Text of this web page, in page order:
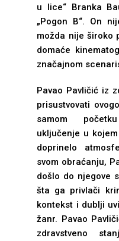
u lice“ Branka
„Pogon B“. On
možda nije široko
domaće
značajnom
Pavao Pavličić iz
prisustvovati
samom
uklјučenje u
doprinelo
svom obraćanju,
došlo do njegove
šta ga privlači
kontekst i dublјi
žanr. Pavao
zdravstveno